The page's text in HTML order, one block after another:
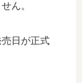
ん。
日が正式